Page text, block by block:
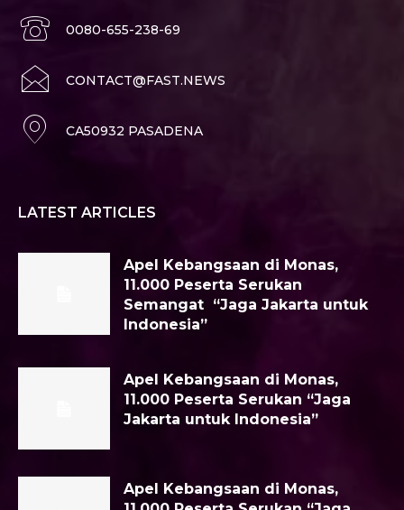
0080-655-238-69
CONTACT@FAST.NEWS
CA50932 PASADENA
LATEST ARTICLES
Apel Kebangsaan di Monas,
11.000 Peserta Serukan
Semangat “Jaga Jakarta untuk
Indonesia”
Apel Kebangsaan di Monas,
11.000 Peserta Serukan “Jaga
Jakarta untuk Indonesia”
Apel Kebangsaan di Monas,